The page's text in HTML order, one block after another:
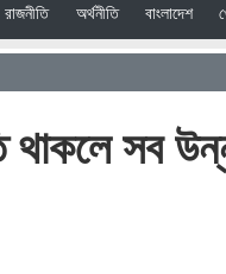
রাজনীতি অর্থনীতি বাংলাদেশ
থাকলে সব